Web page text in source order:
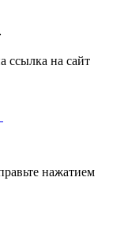
ссылка на сайт
нажатием